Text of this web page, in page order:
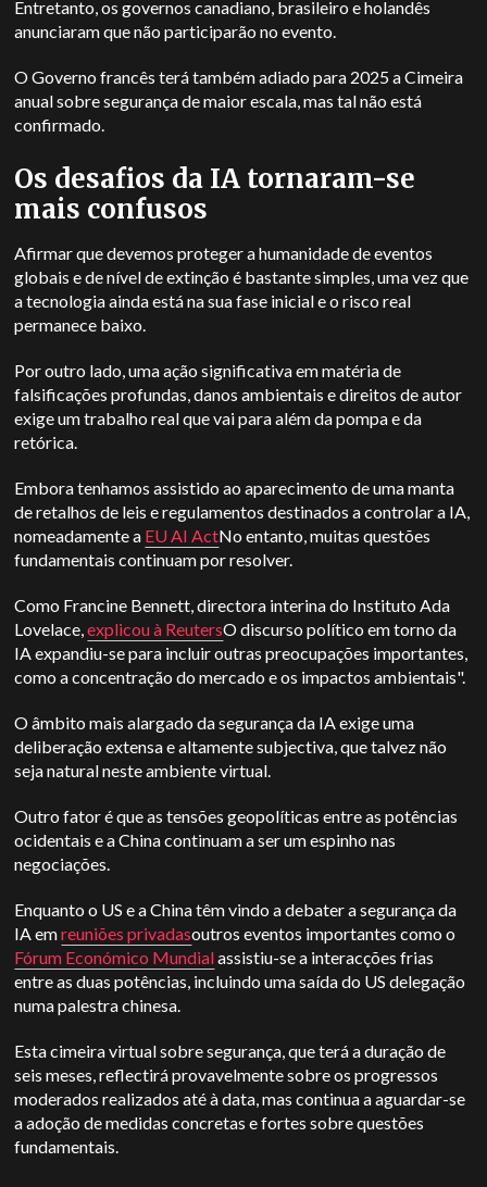
Entretanto, os governos canadiano, brasileiro e holandês
anunciaram que não participarão no evento.
O Governo francês terá também adiado para 2025 a Cimeira
anual sobre segurança de maior escala, mas tal não está
confirmado.
Os desafios da IA tornaram-se
mais confusos
Afirmar que devemos proteger a humanidade de eventos
globais e de nível de extinção é bastante simples, uma vez que
a tecnologia ainda está na sua fase inicial e o risco real
permanece baixo.
Por outro lado, uma ação significativa em matéria de
falsificações profundas, danos ambientais e direitos de autor
exige um trabalho real que vai para além da pompa e da
retórica.
Embora tenhamos assistido ao aparecimento de uma manta
de retalhos de leis e regulamentos destinados a controlar a IA,
nomeadamente a EU AI ActNo entanto, muitas questões
fundamentais continuam por resolver.
Como Francine Bennett, directora interina do Instituto Ada
Lovelace,explicou à ReutersO discurso político em torno da
IA expandiu-se para incluir outras preocupações importantes,
como a concentração do mercado e os impactos ambientais".
O âmbito mais alargado da segurança da IA exige uma
deliberação extensa e altamente subjectiva, que talvez não
seja natural neste ambiente virtual.
Outro fator é que as tensões geopolíticas entre as potências
ocidentais e a China continuam a ser um espinho nas
negociações.
Enquanto o US e a China têm vindo a debater a segurança da
IA emreuniões privadasoutros eventos importantes como o
Fórum Económico Mundialassistiu-se a interacções frias
entre as duas potências, incluindo uma saída do US delegação
numa palestra chinesa.
Esta cimeira virtual sobre segurança, que terá a duração de
seis meses, reflectirá provavelmente sobre os progressos
moderados realizados até à data, mas continua a aguardar-se
a adoção de medidas concretas e fortes sobre questões
fundamentais.